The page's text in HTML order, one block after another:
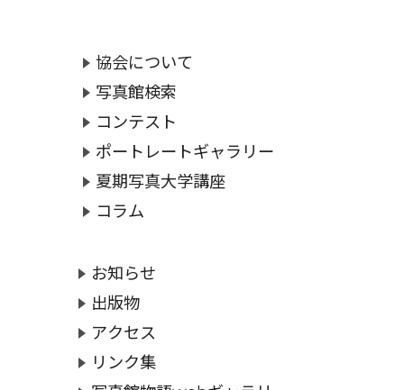
協会について
写真館検索
コンテスト
ポートレートギャラリー
夏期写真大学講座
コラム
お知らせ
出版物
アクセス
リンク集